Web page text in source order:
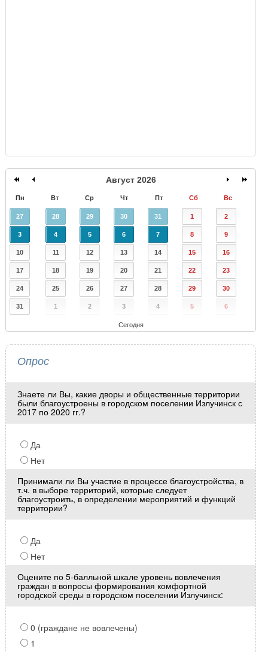
Август 2026
Пн Вт Ср Чт Пт Сб Вс
27 28 29 30 31 1 2
3 4 5 6 7 8 9
10 11 12 13 14 15 16
17 18 19 20 21 22 23
24 25 26 27 28 29 30
31 1 2 3 4 5 6
Сегодня
Опрос
Знаете ли Вы, какие дворы и общественные территории
были благоустроены в городском поселении Излучинск с
2017 по 2020 гг.?
Да
Нет
Принимали ли Вы участие в процессе благоустройства, в
т.ч. в выборе территорий, которые следует
благоустроить, в определении мероприятий и функций
территории?
Да
Нет
Оцените по 5-балльной шкале уровень вовлечения
граждан в вопросы формирования комфортной
городской среды в городском поселении Излучинск:
0 (граждане не вовлечены)
1